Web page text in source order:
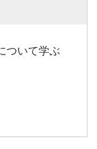
ついて学ぶ